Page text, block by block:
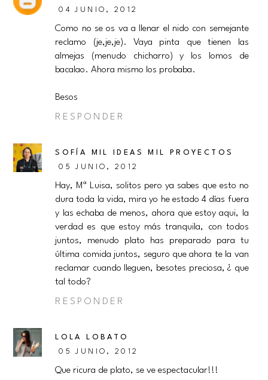
04 JUNIO, 2012
Como no se os va a llenar el nido con semejante
reclamo (je,je,je). Vaya pinta que tienen las
almejas (menudo chicharro) y los lomos de
bacalao. Ahora mismo los probaba.
Besos
RESPONDER
SOFÍA MIL IDEAS MIL PROYECTOS
05 JUNIO, 2012
Hay, Mª Luisa, solitos pero ya sabes que esto no
dura toda la vida, mira yo he estado 4 días fuera
y las echaba de menos, ahora que estoy aqui, la
verdad es que estoy más tranquila, con todos
juntos, menudo plato has preparado para tu
última comida juntos, seguro que ahora te la van
reclamar cuando lleguen, besotes preciosa, ¿ que
tal todo?
RESPONDER
LOLA LOBATO
05 JUNIO, 2012
Que ricura de plato, se ve espectacular!!!